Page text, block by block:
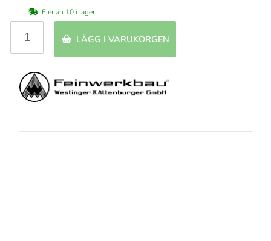
Fler än 10 i lager
LÄGG I VARUKORGEN